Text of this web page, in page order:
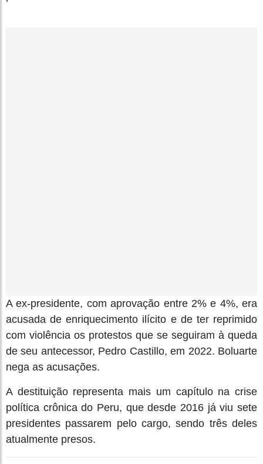
A ex-presidente, com aprovação entre 2% e 4%, era
acusada de enriquecimento ilícito e de ter reprimido
com violência os protestos que se seguiram à queda
de seu antecessor, Pedro Castillo, em 2022. Boluarte
nega as acusações.
A destituição representa mais um capítulo na crise
política crônica do Peru, que desde 2016 já viu sete
presidentes passarem pelo cargo, sendo três deles
atualmente presos.